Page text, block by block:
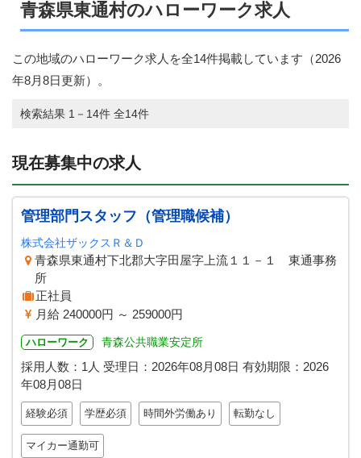
青森県東通村のハローワーク求人
この地域のハローワーク求人を全14件掲載しています（2026
年8月8日更新）。
検索結果 1－14件 全14件
現在募集中の求人
管理部門スタッフ（管理職候補）
株式会社ザックスＲ＆Ｄ
青森県東通村下北郡大字田屋字上流１１－１ 東通事務
所
正社員
月給 240000円 ～ 259000円
ハローワーク 青森公共職業安定所
採用人数：1人 受理日： 2026年08月08日 有効期限： 2026
年08月08日
経験必須 学歴必須 時間外労働あり 転勤なし
マイカー通勤可